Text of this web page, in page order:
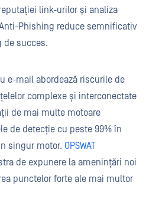
link-urilor și analiza
Phishing reduce semnificativ
de succes.
e-mail abordează riscurile de
complexe și interconectate
de mai multe motoare
de detecție cu peste 99% în
singur motor. OPSWAT
de expunere la amenințări noi
punctelor forte ale mai multor